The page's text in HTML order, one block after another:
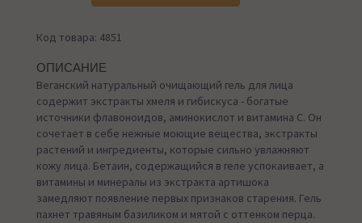
Код товара: 4851
ОПИСАНИЕ
Веганский натуральный очищающий гель для лица
содержит экстракты хмеля и гибискуса - богатые
источники флавоноидов, аминокислот и витамина С. Он
сочетает в себе нежные моющие вещества, экстракты
растений и ингредиенты, которые сильно увлажняют
кожу лица. Бетаин, содержащийся в геле успокаивает, а
витамины и минералы из экстракта артишока
замедляют появление первых признаков старения. Гель
пахнет травяным базиликом и мятой с оттенком перца.